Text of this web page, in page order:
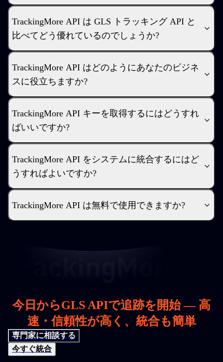
TrackingMore API は GLS トラッキング API と
比べてどう優れているのでしょうか?
TrackingMore API はどのようにあなたのビジネ
スに役立ちますか?
TrackingMore API キーを取得するにはどうすれ
ばいいですか?
TrackingMore API をシステムに統合するにはど
うすればよいですか?
TrackingMore API は無料で使用できますか?
今日からGLS APIで追跡を開始 — 高
速・信頼性が高く、統合も簡単
専門家に相談する
今すぐ統合